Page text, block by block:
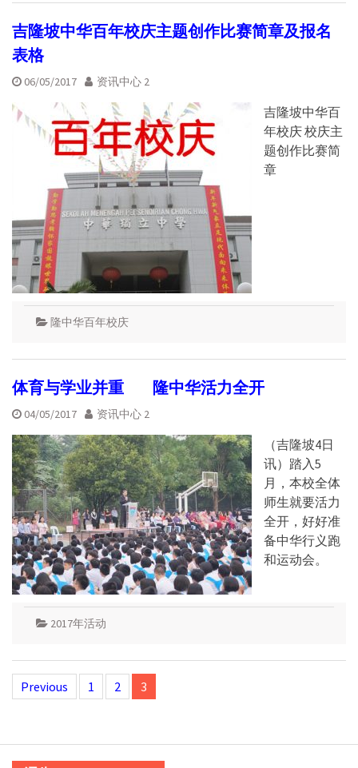
吉隆坡中华百年校庆主题创作比赛简章及报名
表格
06/05/2017 资讯中心 2
吉隆坡中华百
年校庆 校庆主
题创作比赛简
章
隆中华百年校庆
体育与学业并重 隆中华活力全开
04/05/2017 资讯中心 2
（吉隆坡4日
讯）踏入5
月，本校全体
师生就要活力
全开，好好准
备中华行义跑
和运动会。
2017年活动
Posts
navigation
Previous 1 2 3